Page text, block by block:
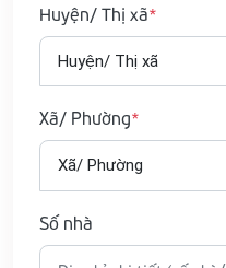
Huyện/ Thị xã
Xã/ Phường
Số nhà